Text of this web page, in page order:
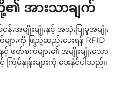
၏ အားသာချက်
အမျိုးမျိုးနှင့် အသုံးပြုမှုအမျိုး
ျားကို ဖြည့်ဆည်းပေးရန် RFID
ဖတ်စက်များ၏ အမျိုးမျိုးသော
င့် ကြိမ်နှုန်းများကို ပေးနိုင်ပါသည်။